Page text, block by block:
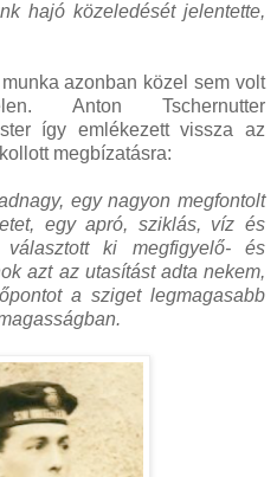
hajó közeledését jelentette,
azonban közel sem volt
Anton Tschernutter
így emlékezett vissza az
megbízatásra:
egy nagyon megfontolt
egy apró, sziklás, víz és
ki megfigyelő- és
azt az utasítást adta nekem,
a sziget legmagasabb